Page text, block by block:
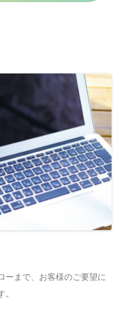
ーまで、お客様のご要望に